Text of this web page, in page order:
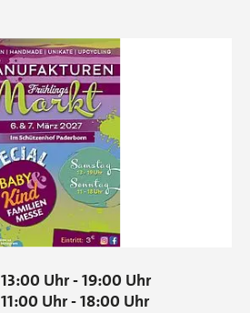
13:00 Uhr - 19:00 Uhr
11:00 Uhr - 18:00 Uhr